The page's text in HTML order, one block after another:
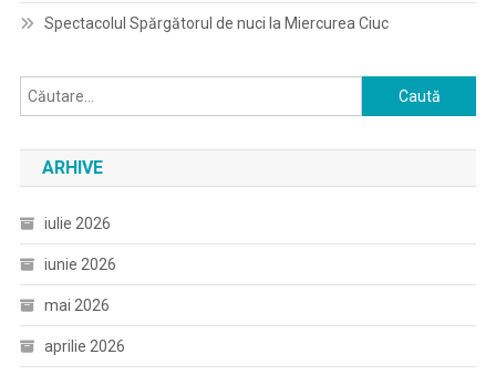
Spectacolul Spărgătorul de nuci la Miercurea Ciuc
Caută
după:
ARHIVE
iulie 2026
iunie 2026
mai 2026
aprilie 2026